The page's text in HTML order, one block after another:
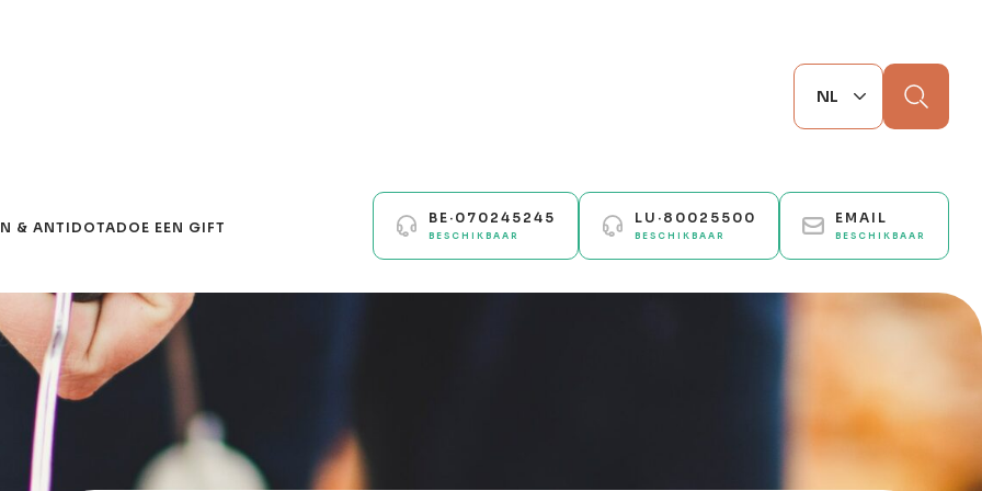
Zoek
& ANTIDOTADOE EEN GIFT
BE·070245245
BESCHIKBAAR
LU·80025500
BESCHIKBAAR
EMAIL
BESCHIKBAAR